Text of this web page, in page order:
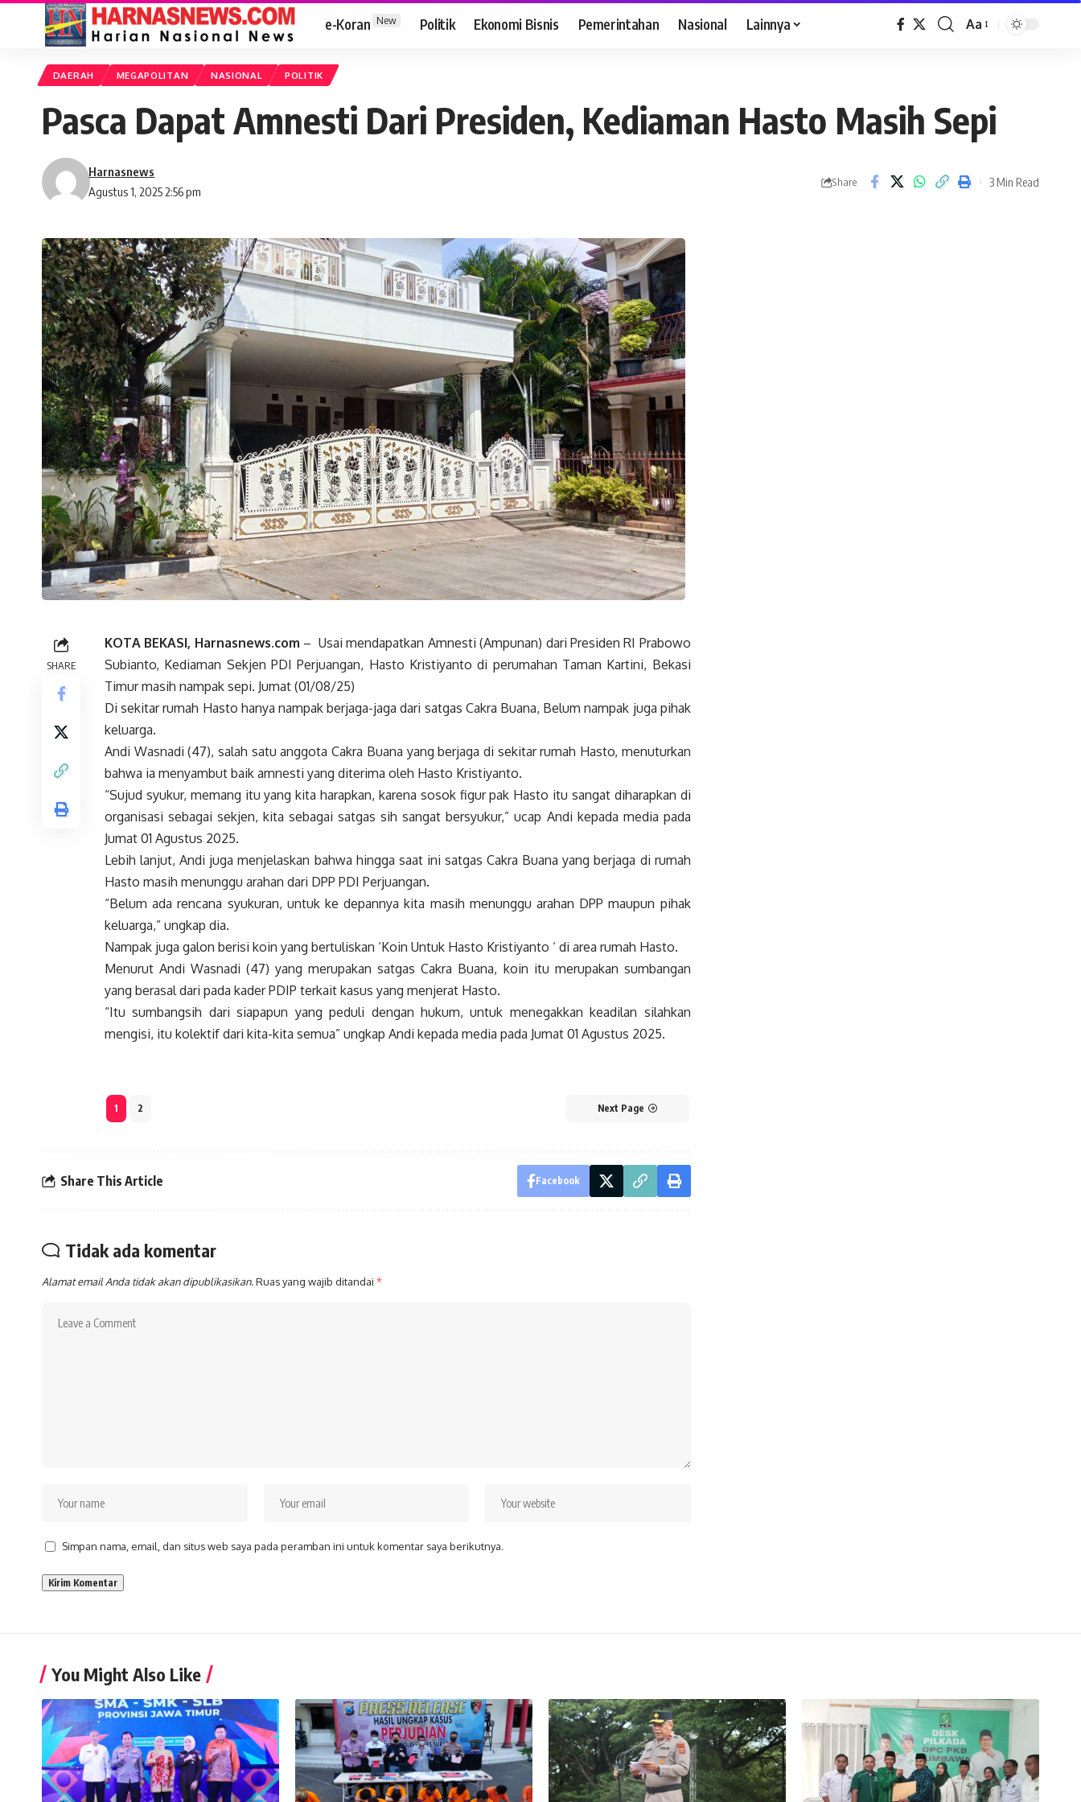
e-Koran New Politik Ekonomi Bisnis Pemerintahan Nasional Lainnya Aa
DAERAH MEGAPOLITAN NASIONAL POLITIK
Pasca Dapat Amnesti Dari Presiden, Kediaman Hasto Masih Sepi
Agustus 1, 2025 2:56 pm
Harnasnews
Share 3 Min Read
SHARE
KOTA BEKASI, Harnasnews.com – Usai mendapatkan Amnesti (Ampunan) dari Presiden RI Prabowo
Subianto, Kediaman Sekjen PDI Perjuangan, Hasto Kristiyanto di perumahan Taman Kartini, Bekasi
Timur masih nampak sepi. Jumat (01/08/25)
Di sekitar rumah Hasto hanya nampak berjaga-jaga dari satgas Cakra Buana, Belum nampak juga pihak
keluarga.
Andi Wasnadi (47), salah satu anggota Cakra Buana yang berjaga di sekitar rumah Hasto, menuturkan
bahwa ia menyambut baik amnesti yang diterima oleh Hasto Kristiyanto.
“Sujud syukur, memang itu yang kita harapkan, karena sosok figur pak Hasto itu sangat diharapkan di
organisasi sebagai sekjen, kita sebagai satgas sih sangat bersyukur,” ucap Andi kepada media pada
Jumat 01 Agustus 2025.
Lebih lanjut, Andi juga menjelaskan bahwa hingga saat ini satgas Cakra Buana yang berjaga di rumah
Hasto masih menunggu arahan dari DPP PDI Perjuangan.
“Belum ada rencana syukuran, untuk ke depannya kita masih menunggu arahan DPP maupun pihak
keluarga,” ungkap dia.
Nampak juga galon berisi koin yang bertuliskan ‘Koin Untuk Hasto Kristiyanto ‘ di area rumah Hasto.
Menurut Andi Wasnadi (47) yang merupakan satgas Cakra Buana, koin itu merupakan sumbangan
yang berasal dari pada kader PDIP terkait kasus yang menjerat Hasto.
“Itu sumbangsih dari siapapun yang peduli dengan hukum, untuk menegakkan keadilan silahkan
mengisi, itu kolektif dari kita-kita semua” ungkap Andi kepada media pada Jumat 01 Agustus 2025.
1 2 Next Page
Share This Article Facebook
Tidak ada komentar
Alamat email Anda tidak akan dipublikasikan.Ruas yang wajib ditandai *
Simpan nama, email, dan situs web saya pada peramban ini untuk komentar saya berikutnya.
You Might Also Like